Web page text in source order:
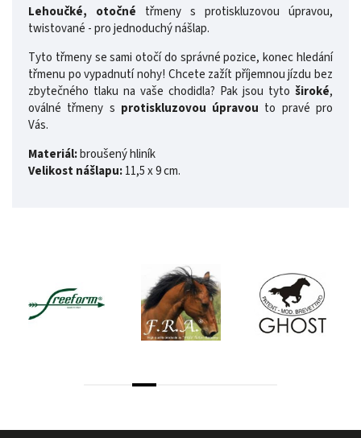
Lehoučké, otočné třmeny s protiskluzovou úpravou,
twistované - pro jednoduchý nášlap.
Tyto třmeny se sami otočí do správné pozice, konec hledání
třmenu po vypadnutí nohy! Chcete zažít příjemnou jízdu bez
zbytečného tlaku na vaše chodidla? Pak jsou tyto široké,
oválné třmeny s protiskluzovou úpravou to pravé pro
Vás.
Materiál:broušený hliník
Velikost nášlapu:11,5 x 9 cm.